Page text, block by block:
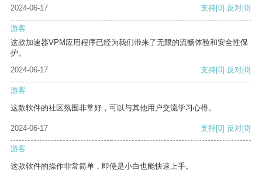
2024-06-17
支持[0] 反对[0]
游客
这款加速器VPM应用程序已经为我们带来了无限的流畅体验和安全性保
护。
2024-06-17
支持[0] 反对[0]
游客
这款软件的社区氛围非常好，可以与其他用户交流学习心得。
2024-06-17 支持[0] 反对[0]
游客
这款软件的操作非常简单，即使是小白也能快速上手。